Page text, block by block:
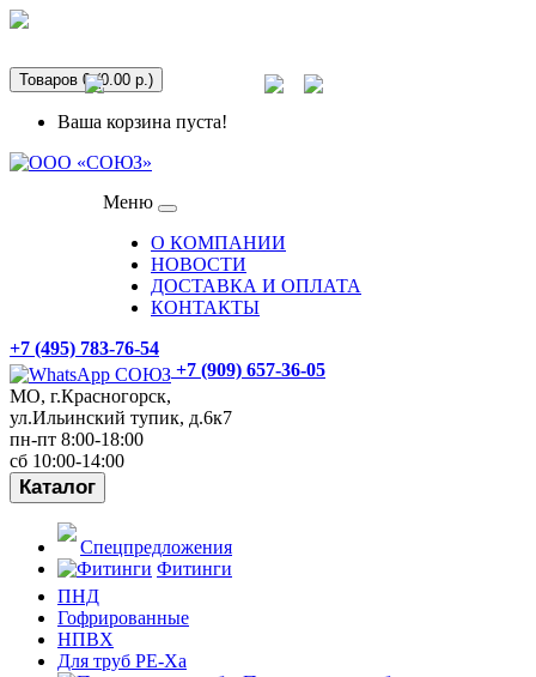
Спецпредложения
Товаров 0 (0.00 р.)
Ваша корзина пуста!
Меню
О КОМПАНИИ
НОВОСТИ
ДОСТАВКА И ОПЛАТА
КОНТАКТЫ
+7 (495) 783-76-54
+7 (909) 657-36-05
МО, г.Красногорск,
ул.Ильинский тупик, д.6к7
пн-пт 8:00-18:00
сб 10:00-14:00
Каталог
Спецпредложения
Фитинги
ПНД
Гофрированные
НПВХ
Для труб PE-Xa